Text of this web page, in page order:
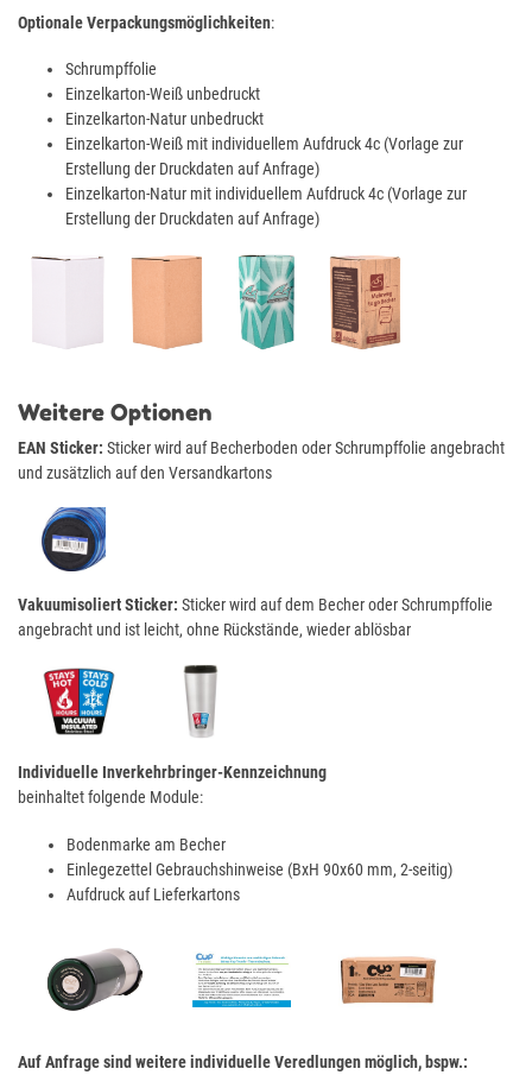
Optionale Verpackungsmöglichkeiten:
Schrumpffolie
Einzelkarton-Weiß unbedruckt
Einzelkarton-Natur unbedruckt
Einzelkarton-Weiß mit individuellem Aufdruck 4c (Vorlage zur
Erstellung der Druckdaten auf Anfrage)
Einzelkarton-Natur mit individuellem Aufdruck 4c (Vorlage zur
Erstellung der Druckdaten auf Anfrage)
Weitere Optionen
EAN Sticker: Sticker wird auf Becherboden oder Schrumpffolie angebracht
und zusätzlich auf den Versandkartons
Vakuumisoliert Sticker: Sticker wird auf dem Becher oder Schrumpffolie
angebracht und ist leicht, ohne Rückstände, wieder ablösbar
Individuelle Inverkehrbringer-Kennzeichnung
beinhaltet folgende Module:
Bodenmarke am Becher
Einlegezettel Gebrauchshinweise (BxH 90x60 mm, 2-seitig)
Aufdruck auf Lieferkartons
Auf Anfrage sind weitere individuelle Veredlungen möglich, bspw.: